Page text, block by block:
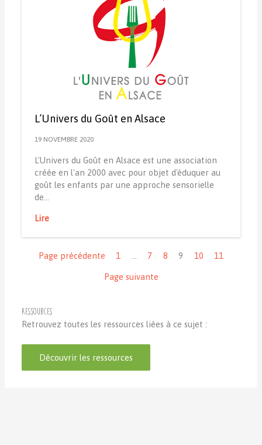
L’Univers du Goût en Alsace
19 NOVEMBRE 2020
L'Univers du Goût en Alsace est une association
créée en l'an 2000 avec pour objet d'éduquer au
goût les enfants par une approche sensorielle
de…
Lire
Page précédente
1 … 7 8 9 10 11
Page suivante
Ressources
Retrouvez toutes les ressources liées à ce sujet :
Découvrir les ressources